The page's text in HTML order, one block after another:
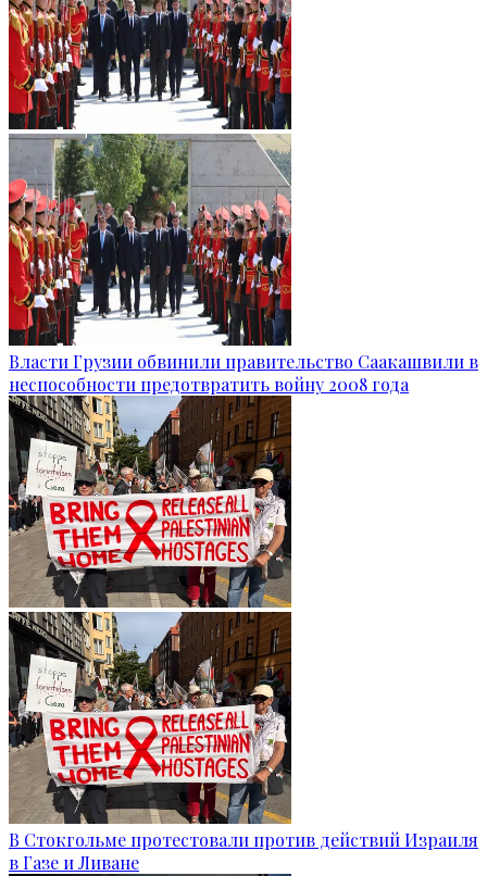
Власти Грузии обвинили правительство Саакашвили в
неспособности предотвратить войну 2008 года
В Стокгольме протестовали против действий Израиля
в Газе и Ливане